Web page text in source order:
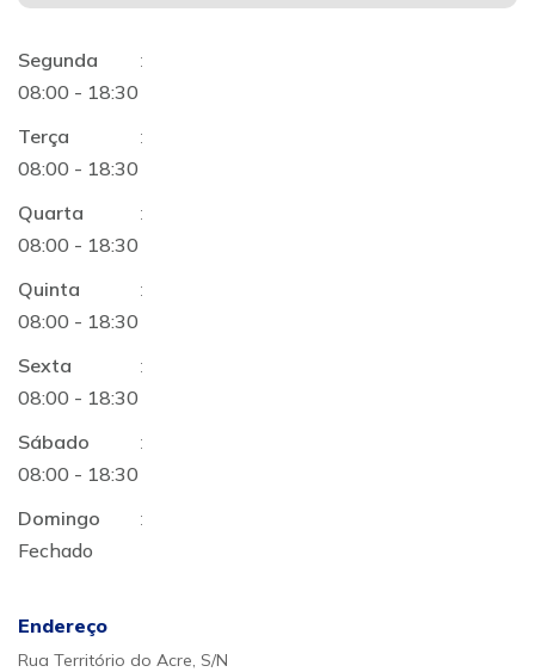
Segunda
:
08:00 - 18:30
Terça
:
08:00 - 18:30
Quarta
:
08:00 - 18:30
Quinta
:
08:00 - 18:30
Sexta
:
08:00 - 18:30
Sábado
:
08:00 - 18:30
Domingo
:
Fechado
Endereço
Rua Território do Acre, S/N